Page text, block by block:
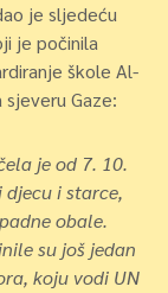
je sljedeću
je počinila
škole Al-
Gaze:
je od 7. 10.
i starce,
obale.
su još jedan
koju vodi UN